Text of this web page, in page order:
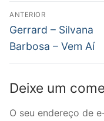
Navegação
de
Post
ANTERIOR
Post
anterior:
Gerrard – Silvana
Barbosa – Vem Aí
Deixe um
O seu endereço de